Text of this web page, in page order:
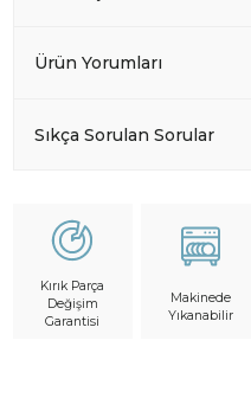
Ürün Yorumları
Sıkça Sorulan Sorular
Kırık Parça
Değişim
Garantisi
Makinede
Yıkanabilir